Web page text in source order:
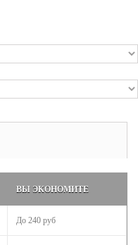
ВЫ ЭКОНОМИТЕ
До 240 руб